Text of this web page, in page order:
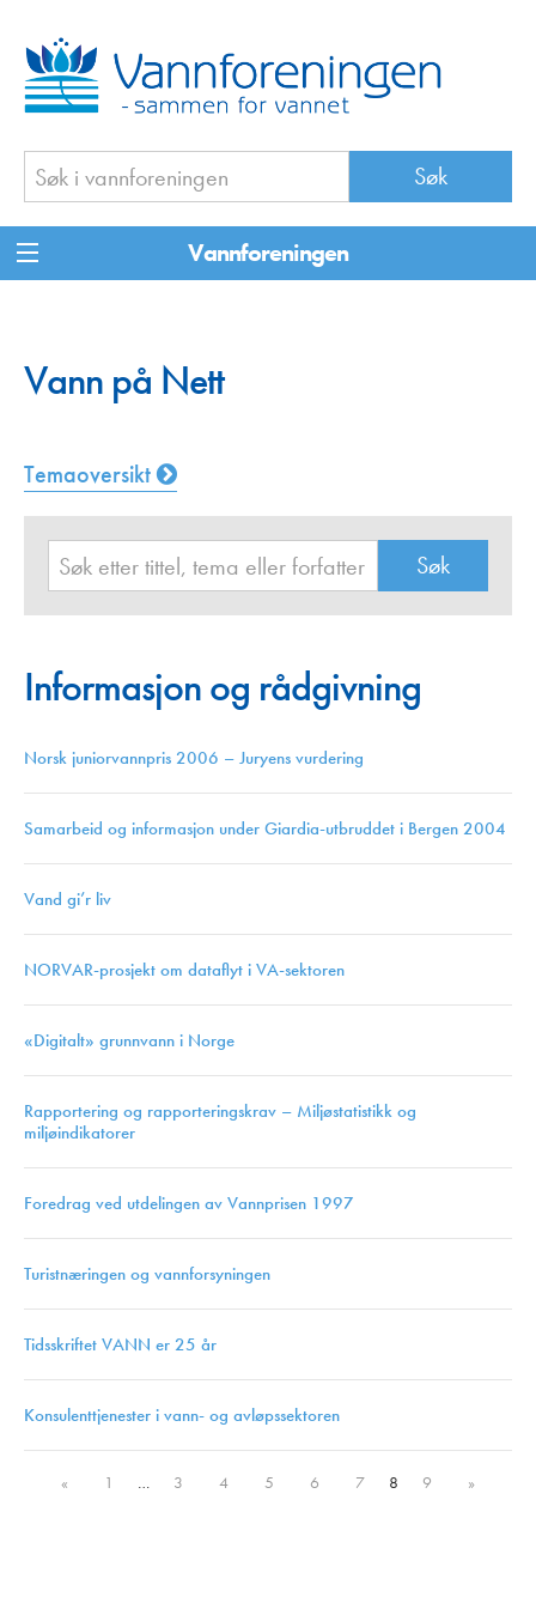
Vannforeningen
Vann på Nett
Temaoversikt
Informasjon og rådgivning
Norsk juniorvannpris 2006 – Juryens vurdering
Samarbeid og informasjon under Giardia-utbruddet i Bergen 2004
Vand gi’r liv
NORVAR-prosjekt om dataflyt i VA-sektoren
«Digitalt» grunnvann i Norge
Rapportering og rapporteringskrav – Miljøstatistikk og
miljøindikatorer
Foredrag ved utdelingen av Vannprisen 1997
Turistnæringen og vannforsyningen
Tidsskriftet VANN er 25 år
Konsulenttjenester i vann- og avløpssektoren
« 1 … 3 4 5 6 7 8 9 »